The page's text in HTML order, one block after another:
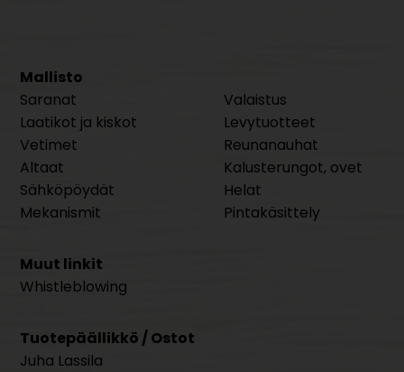
Mallisto
Saranat
Laatikot ja kiskot
Vetimet
Altaat
Sähköpöydät
Mekanismit
Valaistus
Levytuotteet
Reunanauhat
Kalusterungot, ovet
Helat
Pintakäsittely
Muut linkit
Whistleblowing
Tuotepäällikkö / Ostot
Juha Lassila